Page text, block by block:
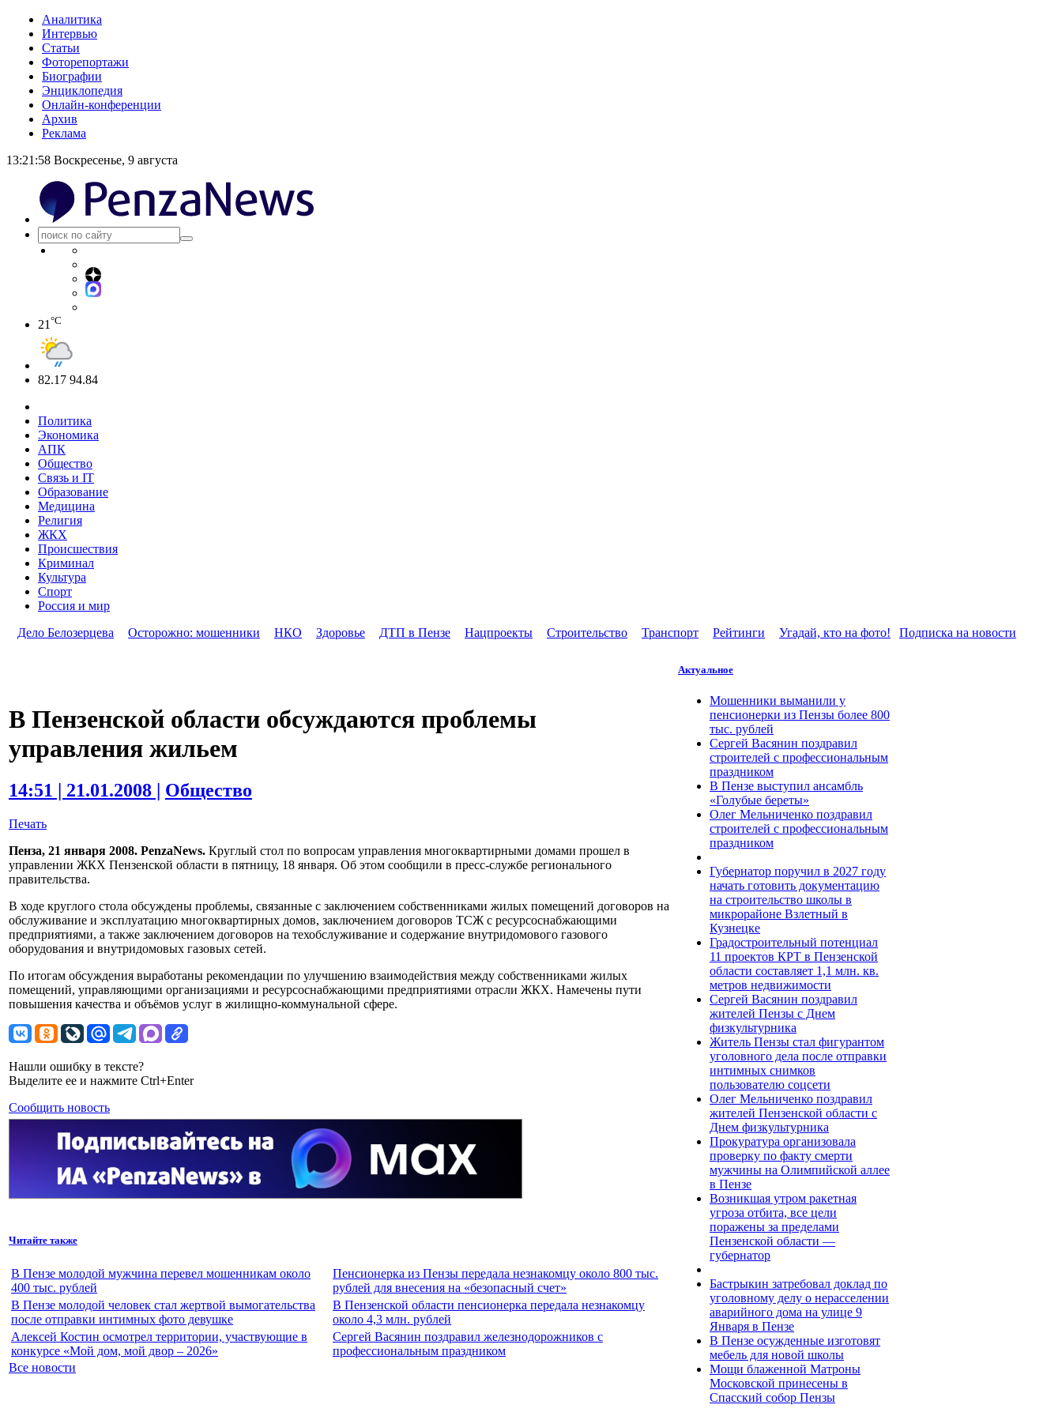
Аналитика
Интервью
Статьи
Фоторепортажи
Биографии
Энциклопедия
Онлайн-конференции
Архив
Реклама
13:21:58 Воскресенье, 9 августа
21 °C
82.17 94.84
Политика
Экономика
АПК
Общество
Связь и IT
Образование
Медицина
Религия
ЖКХ
Происшествия
Криминал
Культура
Спорт
Россия и мир
Дело Белозерцева
Осторожно: мошенники НКО Здоровье ДТП в Пензе Нацпроекты Строительство Транспорт Рейтинги Угадай, кто на фото! Подписка на новости
В Пензенской области обсуждаются проблемы
управления жильем
14:51 | 21.01.2008 | Общество
Печать
Пенза, 21 января 2008. PenzaNews. Круглый стол по вопросам управления многоквартирными домами прошел в
управлении ЖКХ Пензенской области в пятницу, 18 января. Об этом сообщили в пресс-службе регионального
правительства.
В ходе круглого стола обсуждены проблемы, связанные с заключением собственниками жилых помещений договоров на
обслуживание и эксплуатацию многоквартирных домов, заключением договоров ТСЖ с ресурсоснабжающими
предприятиями, а также заключением договоров на техобслуживание и содержание внутридомового газового
оборудования и внутридомовых газовых сетей.
По итогам обсуждения выработаны рекомендации по улучшению взаимодействия между собственниками жилых
помещений, управляющими организациями и ресурсоснабжающими предприятиями отрасли ЖКХ. Намечены пути
повышения качества и объёмов услуг в жилищно-коммунальной сфере.
Нашли ошибку в тексте?
Выделите ее и нажмите Ctrl+Enter
Сообщить новость
Читайте также
В Пензе молодой мужчина перевел мошенникам около
400 тыс. рублей
Пенсионерка из Пензы передала незнакомцу около 800 тыс.
рублей для внесения на «безопасный счет»
В Пензе молодой человек стал жертвой вымогательства
после отправки интимных фото девушке
В Пензенской области пенсионерка передала незнакомцу
около 4,3 млн. рублей
Алексей Костин осмотрел территории, участвующие в
конкурсе «Мой дом, мой двор – 2026»
Сергей Васянин поздравил железнодорожников с
профессиональным праздником
Все новости
Актуальное
Мошенники выманили у
пенсионерки из Пензы более 800
тыс. рублей
Сергей Васянин поздравил
строителей с профессиональным
праздником
В Пензе выступил ансамбль
«Голубые береты»
Олег Мельниченко поздравил
строителей с профессиональным
праздником
Губернатор поручил в 2027 году
начать готовить документацию
на строительство школы в
микрорайоне Взлетный в
Кузнецке
Градостроительный потенциал
11 проектов КРТ в Пензенской
области составляет 1,1 млн. кв.
метров недвижимости
Сергей Васянин поздравил
жителей Пензы с Днем
физкультурника
Житель Пензы стал фигурантом
уголовного дела после отправки
интимных снимков
пользователю соцсети
Олег Мельниченко поздравил
жителей Пензенской области с
Днем физкультурника
Прокуратура организовала
проверку по факту смерти
мужчины на Олимпийской аллее
в Пензе
Возникшая утром ракетная
угроза отбита, все цели
поражены за пределами
Пензенской области —
губернатор
Бастрыкин затребовал доклад по
уголовному делу о нерасселении
аварийного дома на улице 9
Января в Пензе
В Пензе осужденные изготовят
мебель для новой школы
Мощи блаженной Матроны
Московской принесены в
Спасский собор Пензы